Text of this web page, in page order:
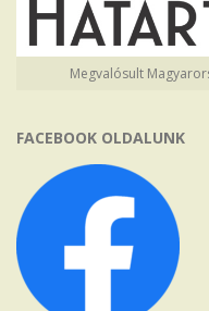
Megvalósult
FACEBOOK OLDALUNK